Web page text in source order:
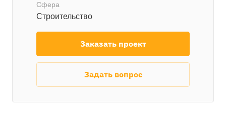
Сфера
Строительство
Заказать проект
Задать вопрос